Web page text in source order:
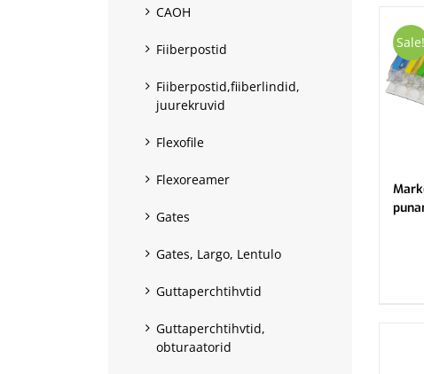
CAOH
Fiiberpostid
Fiiberpostid,fiiberlindid,
juurekruvid
Flexofile
Flexoreamer
Gates
Gates, Largo, Lentulo
Guttaperchtihvtid
Guttaperchtihvtid,
obturaatorid
Sale!